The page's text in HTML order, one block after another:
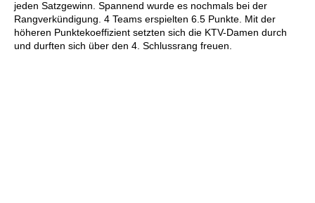
jeden Satzgewinn. Spannend wurde es nochmals bei der
Rangverkündigung. 4 Teams erspielten 6.5 Punkte. Mit der
höheren Punktekoeffizient setzten sich die KTV-Damen durch
und durften sich über den 4. Schlussrang freuen.